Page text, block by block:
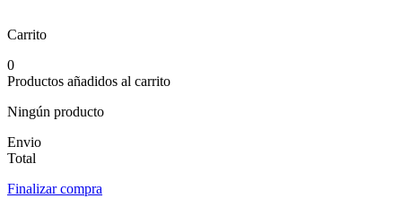
Carrito
0
Productos añadidos al carrito
Ningún producto
Envio
Total
Finalizar compra